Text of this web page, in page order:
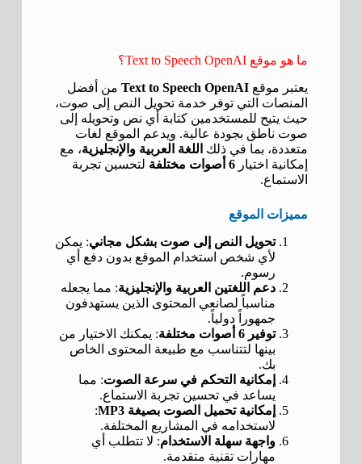
ما هو موقع Text to Speech OpenAI؟
يعتبر موقع Text to Speech OpenAIمن أفضل
المنصات التي توفر خدمة تحويل النص إلى صوت،
حيث يتيح للمستخدمين كتابة أي نص وتحويله إلى
صوت ناطق بجودة عالية. ويدعم الموقع لغات
متعددة، بما في ذلك اللغة العربية والإنجليزية، مع
إمكانية اختيار 6 أصوات مختلفة
لتحسين تجربة
الاستماع.
مميزات الموقع
تحويل النص إلى صوت بشكل مجاني: يمكن
لأي شخص استخدام الموقع بدون دفع أي
رسوم.
دعم اللغتين العربية والإنجليزية: مما يجعله
مناسباً لصانعي المحتوى الذين يستهدفون
جمهوراً دولياً.
توفير 6 أصوات مختلفة
: يمكنك الاختيار من
بينها لتتناسب مع طبيعة المحتوى الخاص
بك.
إمكانية التحكم في سرعة الصوت: مما
يساعد في تحسين تجربة الاستماع.
إمكانية تحميل الصوت بصيغة MP3
:
لاستخدامه في المشاريع المختلفة.
واجهة سهلة الاستخدام: لا تتطلب أي
مهارات تقنية متقدمة.